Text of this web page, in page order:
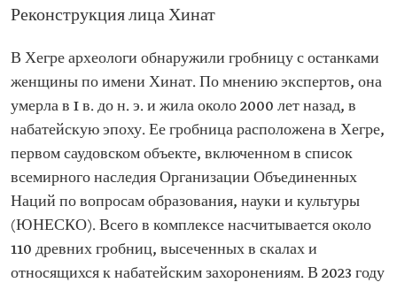
Реконструкция лица Хинат
В Хегре археологи обнаружили гробницу с останками
женщины по имени Хинат. По мнению экспертов, она
умерла в I в. до н. э. и жила около 2000 лет назад, в
набатейскую эпоху. Ее гробница расположена в Хегре,
первом саудовском объекте, включенном в список
всемирного наследия Организации Объединенных
Наций по вопросам образования, науки и культуры
(ЮНЕСКО). Всего в комплексе насчитывается около
110 древних гробниц, высеченных в скалах и
относящихся к набатейским захоронениям. В 2023 году